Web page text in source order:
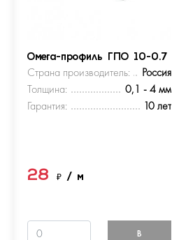
Омега-профиль ГПО 10-0.7
Страна производитель:
Россия
Толщина:
0,1 - 4 мм
Гарантия:
10 лет
28₽/ м
В